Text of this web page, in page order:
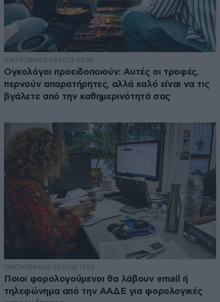
ΔΙΑΤΡΟΦΗ 08·08·2026 08:30
Ογκολόγοι προειδοποιούν: Αυτές οι τροφές,
περνούν απαρατήρητες, αλλά καλό είναι να τις
βγάλετε από την καθημερινότητά σας
ΟΙΚΟΝΟΜΙΑ08·08·2026 13:03
Ποιοι φορολογούμενοι θα λάβουν email ή
τηλεφώνημα από την ΑΑΔΕ για φορολογικές